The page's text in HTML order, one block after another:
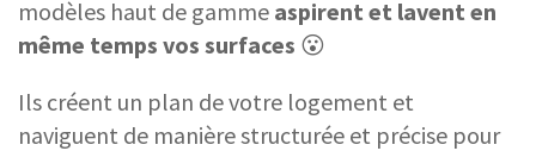
modèles haut de gamme aspirent et lavent en
même temps vos surfaces 😮
Ils créent un plan de votre logement et
naviguent de manière structurée et précise pour